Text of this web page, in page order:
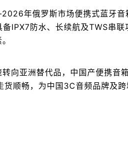
年俄罗斯市场便携式蓝牙
IPX7防水、长续航及TWS串
向亚洲替代品，中国产便携音
顺畅，为中国3C音频品牌及